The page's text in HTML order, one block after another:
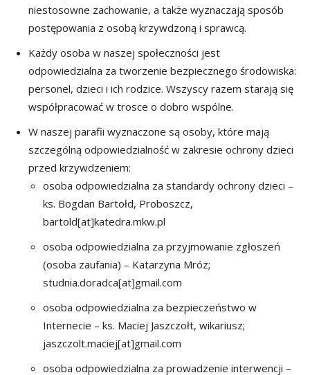
niestosowne zachowanie, a także wyznaczają sposób
postępowania z osobą krzywdzoną i sprawcą.
Każdy osoba w naszej społeczności jest
odpowiedzialna za tworzenie bezpiecznego środowiska:
personel, dzieci i ich rodzice. Wszyscy razem starają się
współpracować w trosce o dobro wspólne.
W naszej parafii wyznaczone są osoby, które mają
szczególną odpowiedzialność w zakresie ochrony dzieci
przed krzywdzeniem:
osoba odpowiedzialna za standardy ochrony dzieci –
ks. Bogdan Bartołd, Proboszcz,
bartold[at]katedra.mkw.pl
osoba odpowiedzialna za przyjmowanie zgłoszeń
(osoba zaufania) – Katarzyna Mróz;
studnia.doradca[at]gmail.com
osoba odpowiedzialna za bezpieczeństwo w
Internecie – ks. Maciej Jaszczołt, wikariusz;
jaszczolt.maciej[at]gmail.com
osoba odpowiedzialna za prowadzenie interwencji –